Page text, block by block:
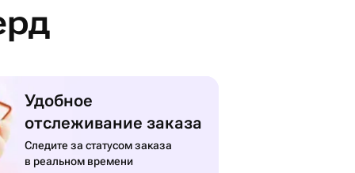
Удобное
отслеживание заказа
Следите за статусом заказа
в реальном времени